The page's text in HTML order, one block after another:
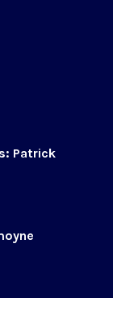
Patrick